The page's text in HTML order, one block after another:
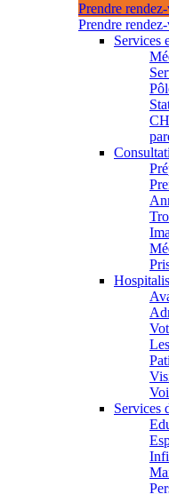
Prendre
Prendre
Services
Services